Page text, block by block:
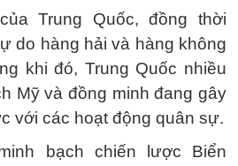
Trung Quốc, đồng thời
do hàng hải và hàng không
khi đó, Trung Quốc nhiều
Mỹ và đồng minh đang gây
với các hoạt động quân sự.
bạch chiến lược Biển